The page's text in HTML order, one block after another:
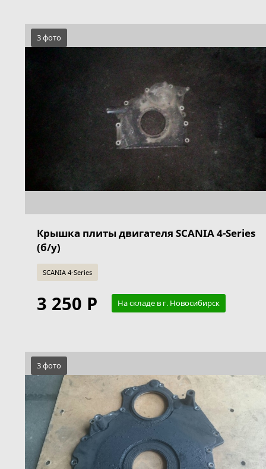
3 фото
Крышка плиты двигателя SCANIA 4-Series
(б/у)
SCANIA 4-Series
3 250 Р На складе в г. Новосибирск
3 фото